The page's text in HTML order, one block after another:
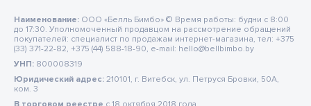
Наименование: ООО «Белль Бимбо» © Время работы: будни с 8:00
до 17:30. Уполномоченный продавцом на рассмотрение обращений
покупателей: специалист по продажам интернет-магазина, тел: +375
(33) 371-22-82, +375 (44) 588-18-90, e-mail: hello@bellbimbo.by
УНП: 800008319
Юридический адрес: 210101, г. Витебск, ул. Петруся Бровки, 50А,
ком. 3